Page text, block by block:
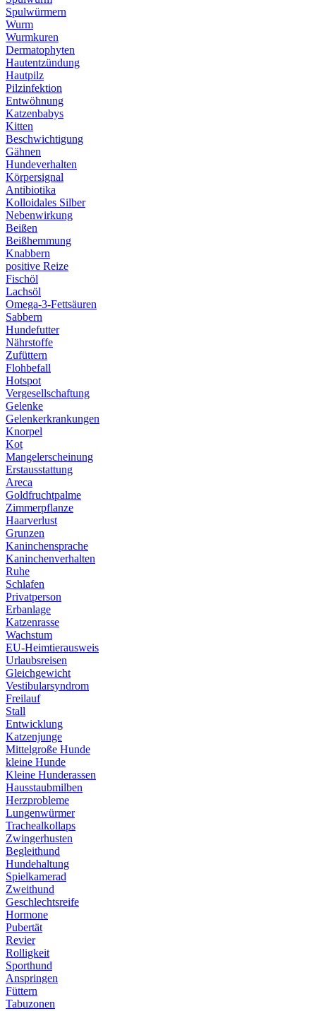
Spulwürmern
Wurm
Wurmkuren
Dermatophyten
Hautentzündung
Hautpilz
Pilzinfektion
Entwöhnung
Katzenbabys
Kitten
Beschwichtigung
Gähnen
Hundeverhalten
Körpersignal
Antibiotika
Kolloidales Silber
Nebenwirkung
Beißen
Beißhemmung
Knabbern
positive Reize
Fischöl
Lachsöl
Omega-3-Fettsäuren
Sabbern
Hundefutter
Nährstoffe
Zufüttern
Flohbefall
Hotspot
Vergesellschaftung
Gelenke
Gelenkerkrankungen
Knorpel
Kot
Mangelerscheinung
Erstausstattung
Areca
Goldfruchtpalme
Zimmerpflanze
Haarverlust
Grunzen
Kaninchensprache
Kaninchenverhalten
Ruhe
Schlafen
Privatperson
Erbanlage
Katzenrasse
Wachstum
EU-Heimtierausweis
Urlaubsreisen
Gleichgewicht
Vestibularsyndrom
Freilauf
Stall
Entwicklung
Katzenjunge
Mittelgroße Hunde
kleine Hunde
Kleine Hunderassen
Hausstaubmilben
Herzprobleme
Lungenwürmer
Trachealkollaps
Zwingerhusten
Begleithund
Hundehaltung
Spielkamerad
Zweithund
Geschlechtsreife
Hormone
Pubertät
Revier
Rolligkeit
Sporthund
Anspringen
Füttern
Tabuzonen